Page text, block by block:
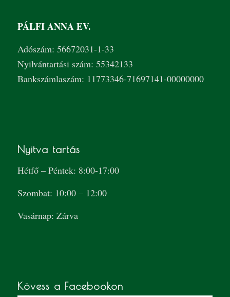
PÁLFI ANNA EV.
Adószám: 56672031-1-33
Nyilvántartási szám: 55342133
Bankszámlaszám: 11773346-71697141-00000000
Nyitva tartás
Hétfő – Péntek: 8:00-17:00
Szombat: 10:00 – 12:00
Vasárnap: Zárva
Kövess a Facebookon